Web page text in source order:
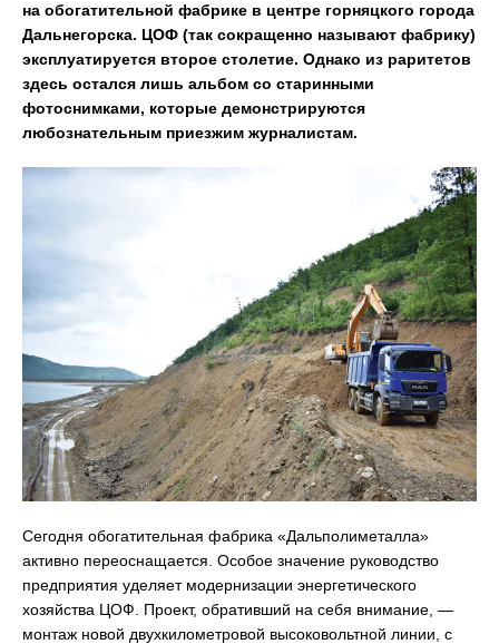
на обогатительной фабрике в центре горняцкого города
Дальнегорска. ЦОФ (так сокращенно называют фабрику)
эксплуатируется второе столетие. Однако из раритетов
здесь остался лишь альбом со старинными
фотоснимками, которые демонстрируются
любознательным приезжим журналистам.
Сегодня обогатительная фабрика «Дальполиметалла»
активно переоснащается. Особое значение руководство
предприятия уделяет модернизации энергетического
хозяйства ЦОФ. Проект, обративший на себя внимание, —
монтаж новой двухкилометровой высоковольтной линии, с